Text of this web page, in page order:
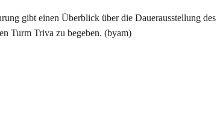
gibt einen Überblick über die Dauerausstellung
Turm Triva zu begeben. (byam)